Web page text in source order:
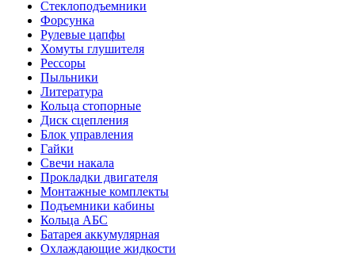
Стеклоподъемники
Форсунка
Рулевые цапфы
Хомуты глушителя
Рессоры
Пыльники
Литература
Кольца стопорные
Диск сцепления
Блок управления
Гайки
Свечи накала
Прокладки двигателя
Монтажные комплекты
Подъемники кабины
Кольца АБС
Батарея аккумулярная
Охлаждающие жидкости